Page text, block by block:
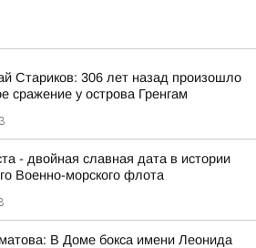
Стариков: 306 лет назад произошло
сражение у острова Гренгам
- двойная славная дата в истории
Военно-морского флота
В Доме бокса имени Леонида